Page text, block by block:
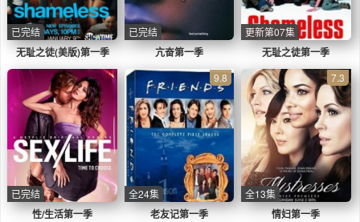
无耻之徒(美版)第一季
已完结
亢奋第一季
已完结
无耻之徒第一季
更新第07集
性/生活第一季
已完结
老友记第一季
9.8
全24集
情妇第一季
7.3
全13集